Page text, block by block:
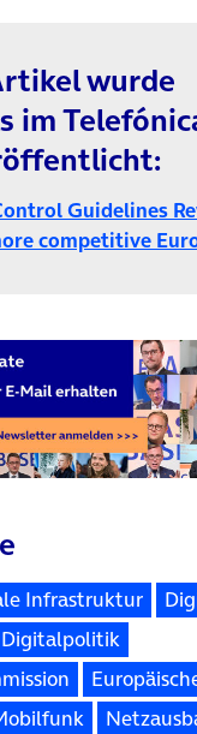
wurde
im
Guidelines
competitive
Infrastruktur
Digitalpolitik